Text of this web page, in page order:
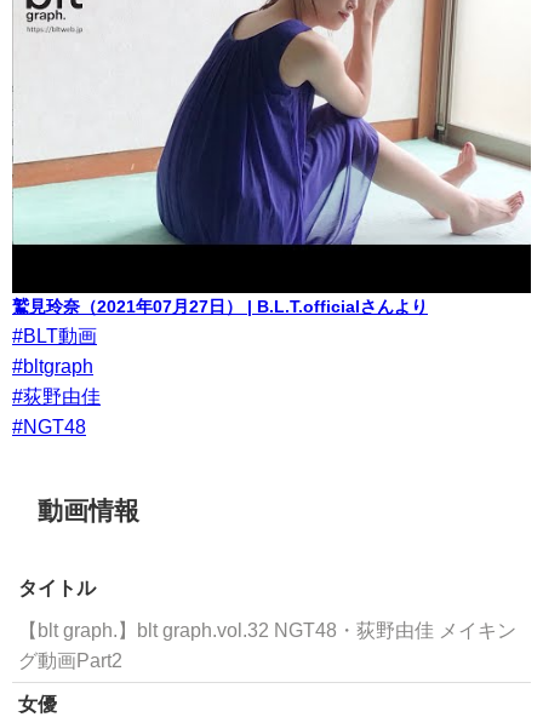
鷲見玲奈（2021年07月27日） | B.L.T.officialさんより
#BLT動画
#bltgraph
#荻野由佳
#NGT48
動画情報
タイトル
【blt graph.】blt graph.vol.32 NGT48・荻野由佳 メイキン
グ動画Part2
女優